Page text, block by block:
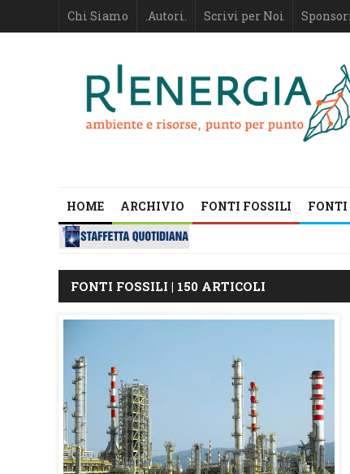
Chi Siamo .Autori. Scrivi per Noi
HOME ARCHIVIO FONTI FOSSILI
FONTI FOSSILI | 150 ARTICOLI